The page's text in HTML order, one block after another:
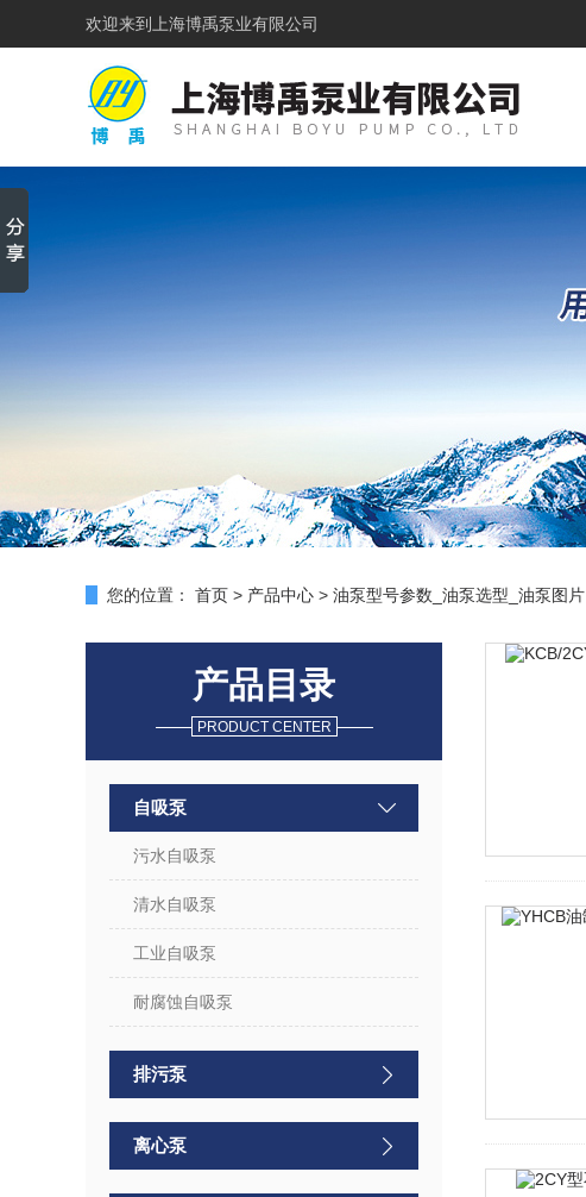
欢迎来到 上海博禹泵业有限公司
您的位置： 首页 > 产品中心 > 油泵型号参数_油泵选型_油泵图片
产品目录
PRODUCT CENTER
自吸泵
污水自吸泵
清水自吸泵
工业自吸泵
耐腐蚀自吸泵
排污泵
离心泵